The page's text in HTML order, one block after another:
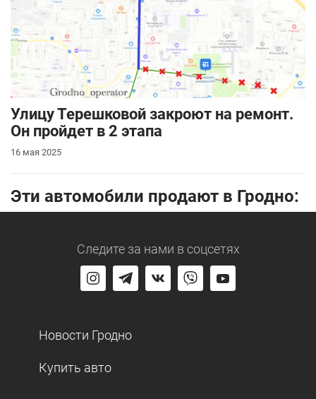
Улицу Терешковой закроют на ремонт.
Он пройдет в 2 этапа
16 мая 2025
Эти автомобили продают в Гродно:
Следите за нами в соцсетях
Новости Гродно
Купить авто